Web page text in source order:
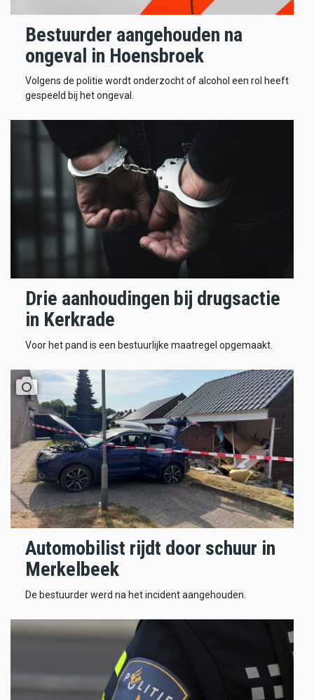
Bestuurder aangehouden na
ongeval in Hoensbroek
Volgens de politie wordt onderzocht of alcohol een rol heeft
gespeeld bij het ongeval.
Drie aanhoudingen bij drugsactie
in Kerkrade
Voor het pand is een bestuurlijke maatregel opgemaakt.
Automobilist rijdt door schuur in
Merkelbeek
De bestuurder werd na het incident aangehouden.